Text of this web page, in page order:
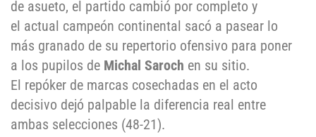
de asueto, el partido cambió por completo y
el actual campeón continental sacó a pasear lo
más granado de su repertorio ofensivo para poner
a los pupilos de Michal Saroch en su sitio.
El repóker de marcas cosechadas en el acto
decisivo dejó palpable la diferencia real entre
ambas selecciones (48-21).